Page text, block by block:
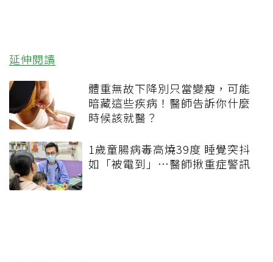
延伸閱讀
體重無故下降別只當變瘦，可能
暗藏這些疾病！醫師告訴你什麼
時候該就醫？
1歲童腸病毒高燒39度 睡覺突抖
如「被電到」…醫師揪重症警訊